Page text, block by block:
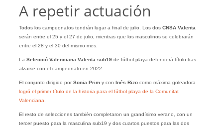
A repetir actuación
Todos los campeonatos tendrán lugar a final de julio. Los dos CNSA Valenta
serán entre el 25 y el 27 de julio, mientras que los masculinos se celebrarán
entre el 28 y el 30 del mismo mes.
La Selecció Valenciana Valenta sub19 de fútbol playa defenderá título tras
alzarse con el campeonato en 2022.
El conjunto dirigido porSonia Primy con Inés Rizocomo máxima goleadora
logró el primer título de la historia para el fútbol playa de la Comunitat
Valenciana.
El resto de selecciones también completaron un grandísimo verano, con un
tercer puesto para la masculina sub19 y dos cuartos puestos para las dos